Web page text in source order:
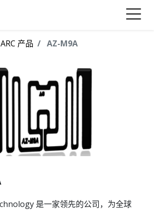
ARC 产品 AZ-M9A
是一家领先的公司，为全球